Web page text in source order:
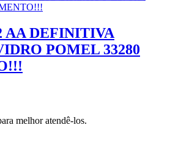
AA DEFINITIVA
POMEL 33280
melhor atendê-los.